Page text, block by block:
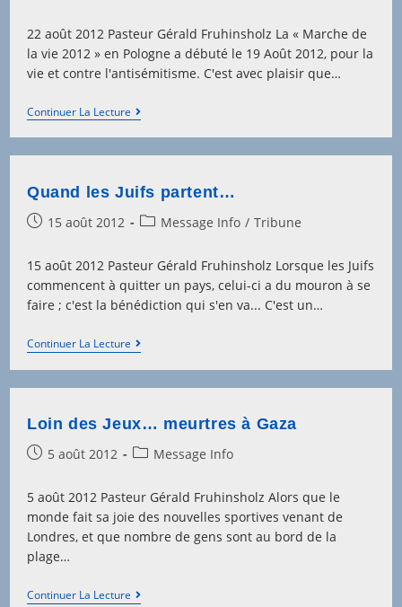
22 août 2012 Pasteur Gérald Fruhinsholz La « Marche de
la vie 2012 » en Pologne a débuté le 19 Août 2012, pour la
vie et contre l'antisémitisme. C'est avec plaisir que…
Continuer La LectureLa
Marche
De
La
Par
Des
Chrétiens
Quand les Juifs partent…
Post15 août 2012
PostMessage Info / Tribune
15 août 2012 Pasteur Gérald Fruhinsholz Lorsque les Juifs
commencent à quitter un pays, celui-ci a du mouron à se
faire ; c'est la bénédiction qui s'en va... C'est un…
Continuer La LectureQuand
Les
Juifs
Partent…
Loin des Jeux… meurtres à Gaza
Post5 août 2012
PostMessage Info
5 août 2012 Pasteur Gérald Fruhinsholz Alors que le
monde fait sa joie des nouvelles sportives venant de
Londres, et que nombre de gens sont au bord de la
plage…
Continuer La LectureLoin